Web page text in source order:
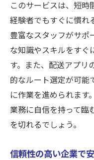
このサービスは、短時
経験者でもすぐに慣れ
豊富なスタッフがサポ
な知識やスキルをすぐ
す。また、配送アプリ
的なルート選定が可能
に作業を進められます
業務に自信を持って臨
を切れるでしょう。
信頼性の高い企業で